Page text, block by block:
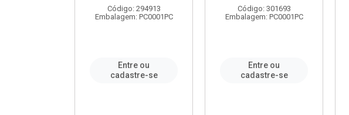
Código: 294913
Embalagem: PC0001PC
Entre ou
cadastre-se
Código: 301693
Embalagem: PC0001PC
Entre ou
cadastre-se